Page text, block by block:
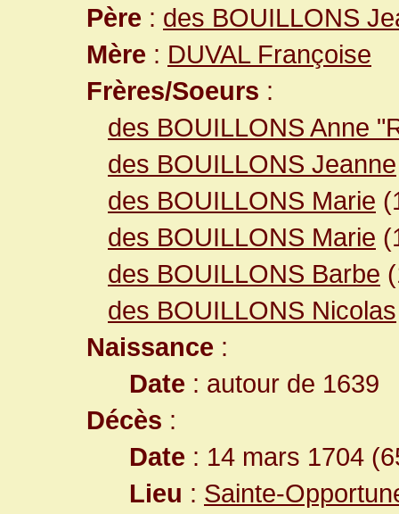
Père : des BOUILLONS
Mère : DUVAL Françoise
Frères/Soeurs :
des BOUILLONS Anne
des BOUILLONS Jeanne
des BOUILLONS Marie
des BOUILLONS Marie
des BOUILLONS Barbe
des BOUILLONS Nicolas
Naissance :
Date : autour de 1639
Décès :
Date : 14 mars 1704
Lieu : Sainte-